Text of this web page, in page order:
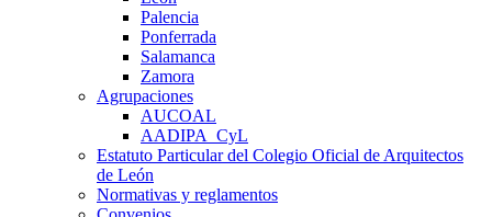
Palencia
Ponferrada
Salamanca
Zamora
Agrupaciones
AUCOAL
AADIPA_CyL
Estatuto Particular del Colegio Oficial de Arquitectos
de León
Normativas y reglamentos